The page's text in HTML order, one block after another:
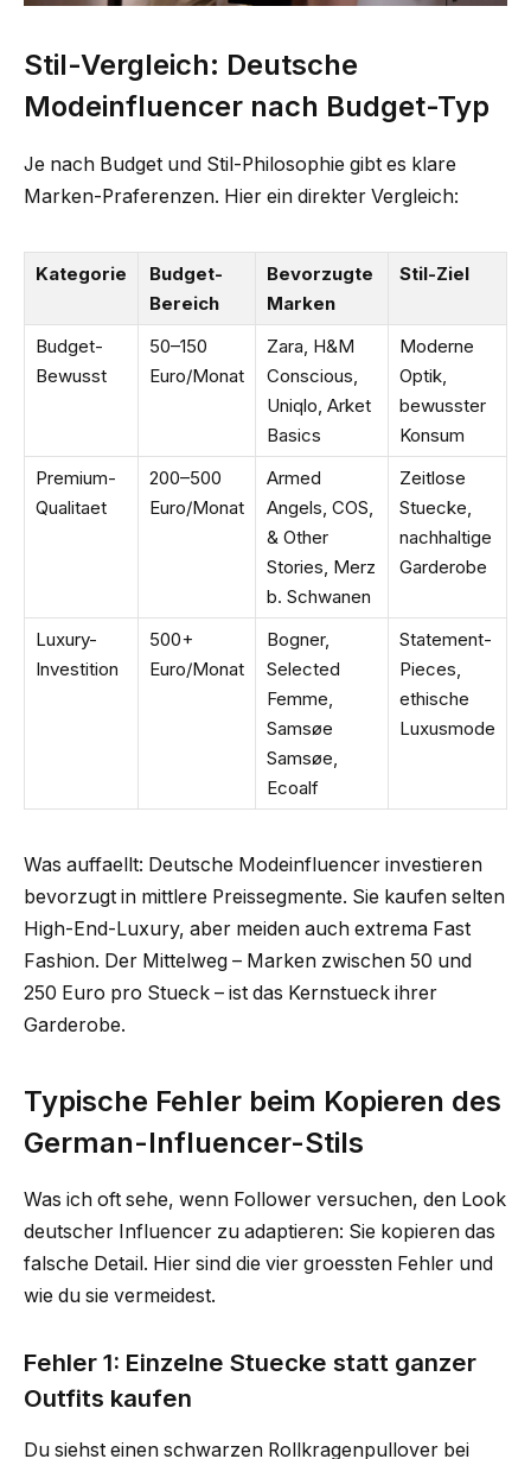
Stil-Vergleich: Deutsche
Modeinfluencer nach Budget-Typ
Je nach Budget und Stil-Philosophie gibt es klare
Marken-Praferenzen. Hier ein direkter Vergleich:
Kategorie
Budget-
Bereich
Bevorzugte
Marken
Stil-Ziel
Budget-
Bewusst
50–150
Euro/Monat
Zara, H&M
Conscious,
Uniqlo, Arket
Basics
Moderne
Optik,
bewusster
Konsum
Premium-
Qualitaet
200–500
Euro/Monat
Armed
Angels, COS,
& Other
Stories, Merz
b. Schwanen
Zeitlose
Stuecke,
nachhaltige
Garderobe
Luxury-
Investition
500+
Euro/Monat
Bogner,
Selected
Femme,
Samsøe
Samsøe,
Ecoalf
Statement-
Pieces,
ethische
Luxusmode
Was auffaellt: Deutsche Modeinfluencer investieren
bevorzugt in mittlere Preissegmente. Sie kaufen selten
High-End-Luxury, aber meiden auch extrema Fast
Fashion. Der Mittelweg – Marken zwischen 50 und
250 Euro pro Stueck – ist das Kernstueck ihrer
Garderobe.
Typische Fehler beim Kopieren des
German-Influencer-Stils
Was ich oft sehe, wenn Follower versuchen, den Look
deutscher Influencer zu adaptieren: Sie kopieren das
falsche Detail. Hier sind die vier groessten Fehler und
wie du sie vermeidest.
Fehler 1: Einzelne Stuecke statt ganzer
Outfits kaufen
Du siehst einen schwarzen Rollkragenpullover bei